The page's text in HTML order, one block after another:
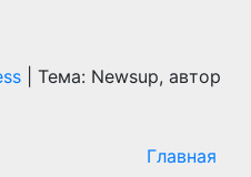
Тема: Newsup, автор
Главная